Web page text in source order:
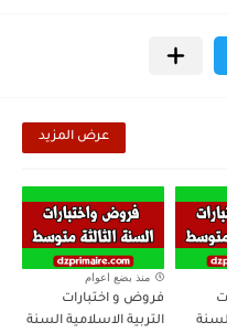
عرض المزيد
منذ بضع اعوام
فروض و اختبارات
التربية الاسلامية السنة